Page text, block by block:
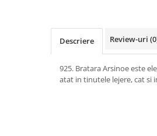
Descriere Review-uri
925. Bratara Arsinoe este
atat in tinutele lejere, cat si